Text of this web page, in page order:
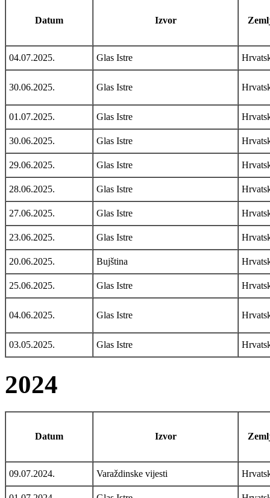
Datum Izvor
04.07.2025. Glas Istre
30.06.2025. Glas Istre
01.07.2025. Glas Istre
30.06.2025. Glas Istre
29.06.2025. Glas Istre
28.06.2025. Glas Istre
27.06.2025. Glas Istre
23.06.2025. Glas Istre
20.06.2025. Bujština
25.06.2025. Glas Istre
04.06.2025. Glas Istre
03.05.2025. Glas Istre
2024
Datum Izvor
09.07.2024. Varaždinske vijesti